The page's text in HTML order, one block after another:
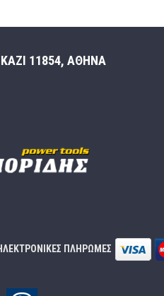
11854, ΑΘΗΝΑ
ΠΛΗΡΩΜΕΣ